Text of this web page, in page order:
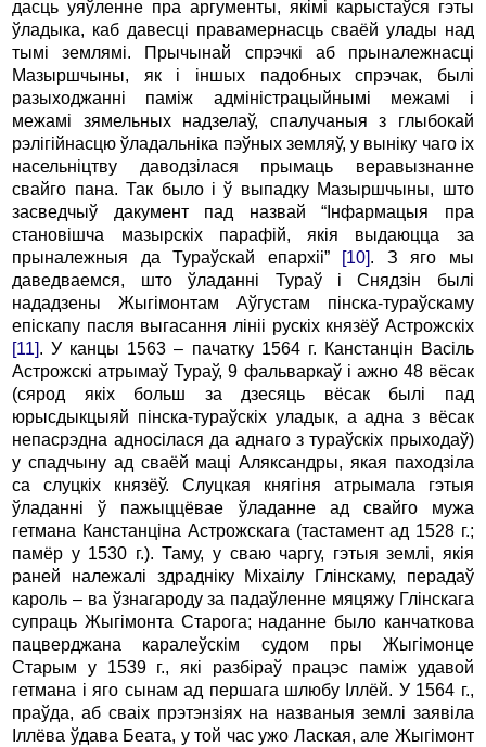
дасць уяўленне пра аргументы, якімі карыстаўся гэты
ўладыка, каб давесці правамернасць сваёй улады над
тымі землямі. Прычынай спрэчкі аб прыналежнасці
Мазыршчыны, як і іншых падобных спрэчак, былі
разыходжанні паміж адміністрацыйнымі межамі і
межамі зямельных надзелаў, спалучаныя з глыбокай
рэлігійнасцю ўладальніка пэўных земляў, у выніку чаго іх
насельніцтву даводзілася прымаць веравызнанне
свайго пана. Так было і ў выпадку Мазыршчыны, што
засведчыў дакумент пад назвай “Інфармацыя пра
становішча мазырскіх парафій, якія выдаюцца за
прыналежныя да Тураўскай епархіі”
[10]. З яго мы
даведваемся, што ўладанні Тураў і Снядзін былі
нададзены Жыгімонтам Аўгустам пінска-тураўскаму
епіскапу пасля выгасання лініі рускіх князёў Астрожскіх
[11]. У канцы 1563 – пачатку 1564 г. Канстанцін Васіль
Астрожскі атрымаў Тураў, 9 фальваркаў і ажно 48 вёсак
(сярод якіх больш за дзесяць вёсак былі пад
юрысдыкцыяй пінска-тураўскіх уладык, а адна з вёсак
непасрэдна адносілася да аднаго з тураўскіх прыходаў)
у спадчыну ад сваёй маці Аляксандры, якая паходзіла
са слуцкіх князёў. Слуцкая княгіня атрымала гэтыя
ўладанні ў пажыццёвае ўладанне ад свайго мужа
гетмана Канстанціна Астрожскага (тастамент ад 1528 г.;
памёр у 1530 г.). Таму, у сваю чаргу, гэтыя землі, якія
раней належалі здрадніку Міхаілу Глінскаму, перадаў
кароль – ва ўзнагароду за падаўленне мяцяжу Глінскага
супраць Жыгімонта Старога; наданне было канчаткова
пацверджана каралеўскім судом пры Жыгімонце
Старым у 1539 г., які разбіраў працэс паміж удавой
гетмана і яго сынам ад першага шлюбу Іллёй. У 1564 г.,
праўда, аб сваіх прэтэнзіях на названыя землі заявіла
Іллёва ўдава Беата, у той час ужо Лаская, але Жыгімонт